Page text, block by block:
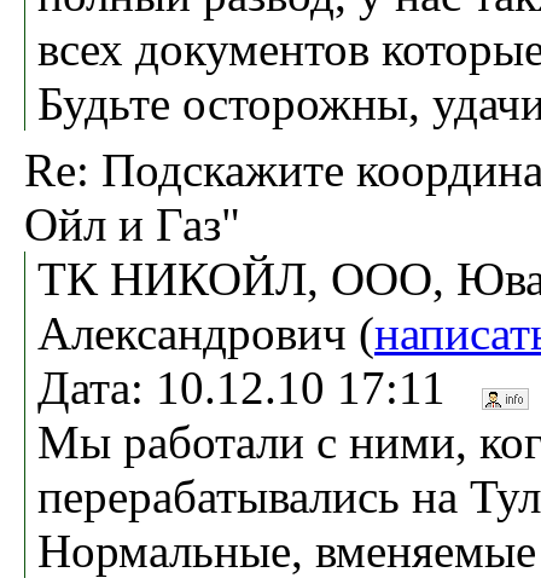
всех документов
Будьте осторожны,
Re: Подскажите
Ойл и Газ"
ТК НИКОЙЛ, ООО,
Александрович (
Дата: 10.12.10 17:11
Мы работали с ними,
перерабатывались на
Нормальные,